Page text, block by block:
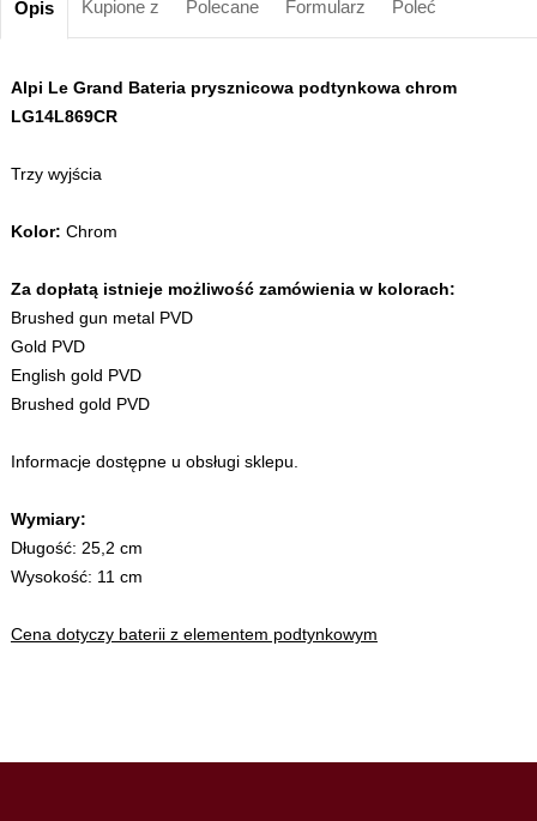
Opis Kupione z Polecane Formularz Poleć
Alpi Le Grand Bateria prysznicowa podtynkowa chrom
LG14L869CR
Trzy wyjścia
Kolor: Chrom
Za dopłatą istnieje możliwość zamówienia w kolorach:
Brushed gun metal PVD
Gold PVD
English gold PVD
Brushed gold PVD
Informacje dostępne u obsługi sklepu.
Wymiary:
Długość: 25,2 cm
Wysokość: 11 cm
Cena dotyczy baterii z elementem podtynkowym